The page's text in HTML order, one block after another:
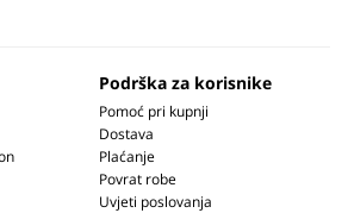
Podrška za korisnike
Pomoć pri kupnji
Dostava
Plaćanje
Povrat robe
Uvjeti poslovanja